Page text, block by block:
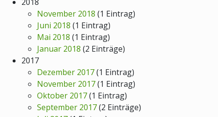
November 2018 (1 Eintrag)
Juni 2018 (1 Eintrag)
Mai 2018 (1 Eintrag)
Januar 2018 (2 Einträge)
2017
Dezember 2017(1 Eintrag)
November 2017(1 Eintrag)
Oktober 2017(1 Eintrag)
September 2017(2 Einträge)